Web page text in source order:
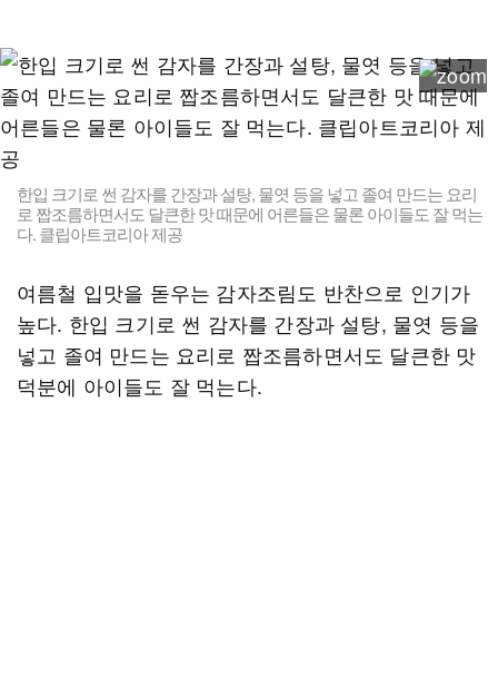
한입 크기로 썬 감자를 간장과 설탕, 물엿 등을 넣고 졸여 만드는 요리
로 짭조름하면서도 달큰한 맛 때문에 어른들은 물론 아이들도 잘 먹는
다. 클립아트코리아 제공
여름철 입맛을 돋우는 감자조림도 반찬으로 인기가
높다. 한입 크기로 썬 감자를 간장과 설탕, 물엿 등을
넣고 졸여 만드는 요리로 짭조름하면서도 달큰한 맛
덕분에 아이들도 잘 먹는다.